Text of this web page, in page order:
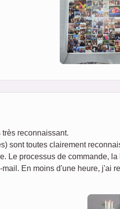
reconnaissant.
sont toutes clairement
Le processus de commande, la
En moins d'une heure, j'ai